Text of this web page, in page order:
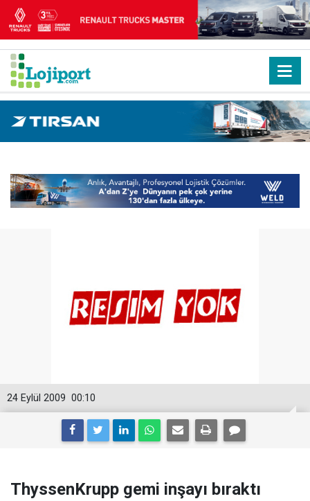
00:10
24 Eylül 2009
ThyssenKrupp gemi inşayı bıraktı